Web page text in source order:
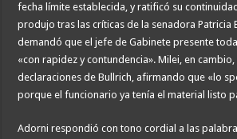
fecha límite establecida, y ratificó su
produjo tras las críticas de la senadora Patricia
demandó que el jefe de Gabinete presente
«con rapidez y contundencia». Milei, en
declaraciones de Bullrich, afirmando que «lo
porque el funcionario ya tenía el material listo
Adorni respondió con tono cordial a las